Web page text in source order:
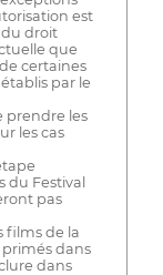
est
du droit
que
certaines
par le
prendre les
les cas
Festival
pas
films de la
dans
dans